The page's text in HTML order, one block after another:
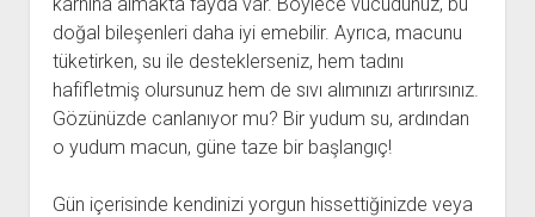
doğal bileşenleri daha iyi emebilir. Ayrıca, macunu
tüketirken, su ile desteklerseniz, hem tadını
hafifletmiş olursunuz hem de sıvı alımınızı artırırsınız.
Gözünüzde canlanıyor mu? Bir yudum su, ardından
o yudum macun, güne taze bir başlangıç!
Gün içerisinde kendinizi yorgun hissettiğinizde veya